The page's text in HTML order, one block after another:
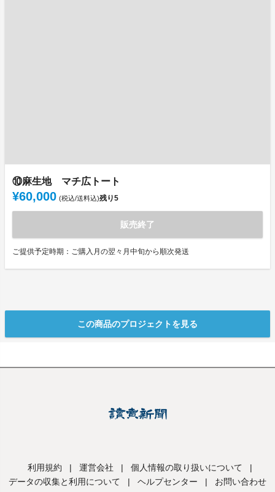
⑩麻生地 マチ広トート
¥60,000 (税込/送料込)残り5
販売終了
ご提供予定時期：ご購入月の翌々月中旬から順次発送
この商品のプロジェクトを見る
利用規約 | 運営会社 | 個人情報の取り扱いについて
|
データの収集と利用について
| ヘルプセンター | お問い合わせ